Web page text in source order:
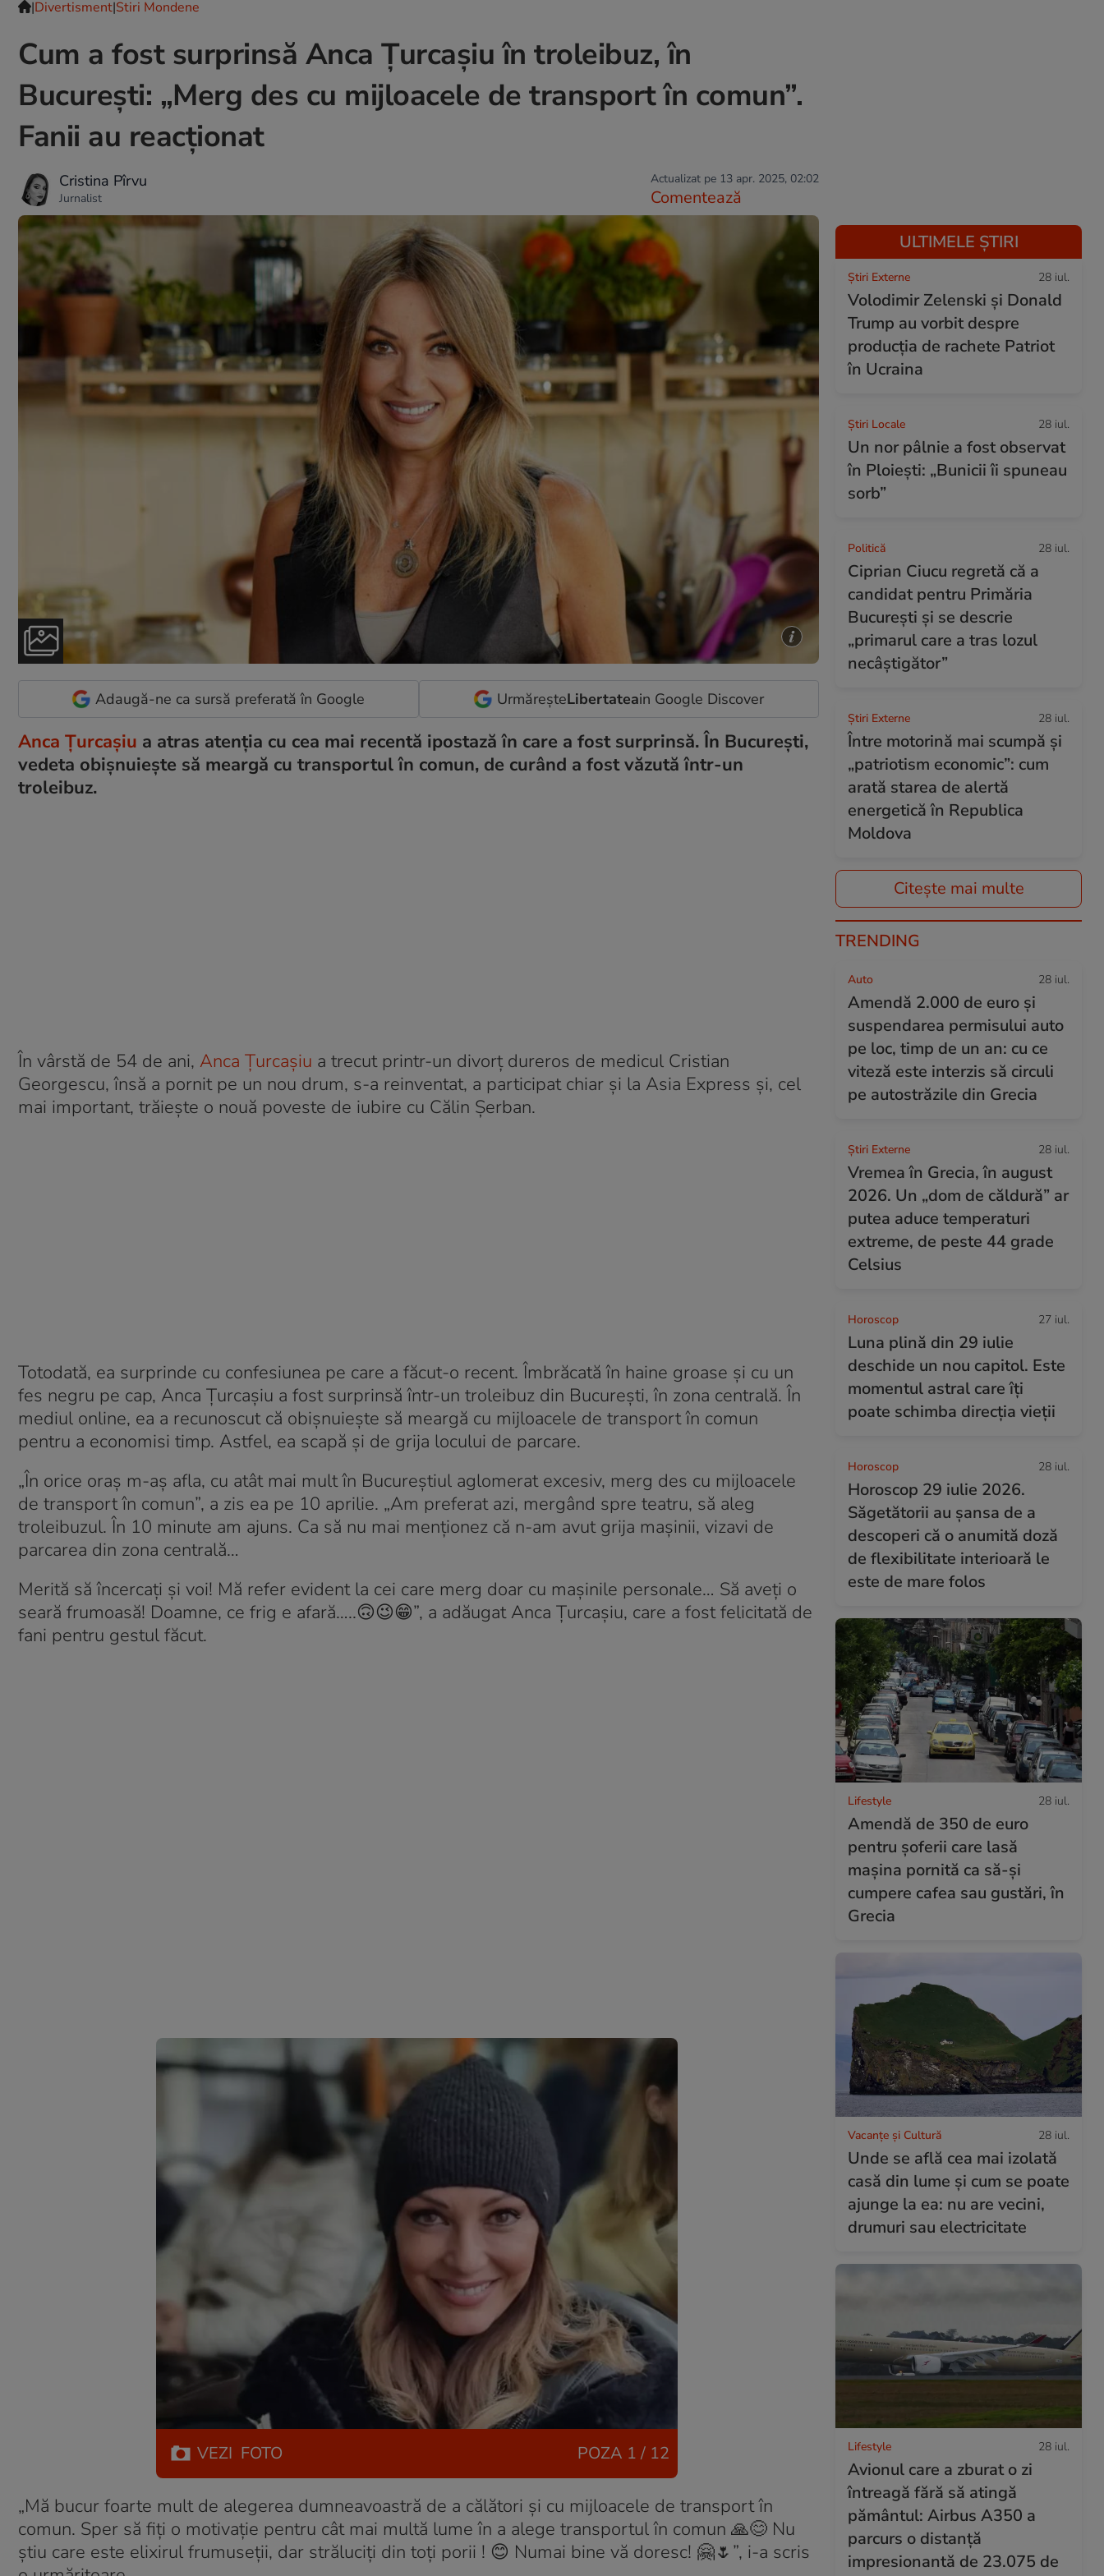
|Divertisment|Stiri Mondene
Cum a fost surprinsă Anca Țurcașiu în troleibuz, în
București: „Merg des cu mijloacele de transport în comun”.
Fanii au reacționat
Cristina Pîrvu
Jurnalist
Actualizat pe 13 apr. 2025, 02:02
Comentează
Adaugă-ne ca sursă preferată în Google UrmăreșteLibertateain Google Discover
Anca Țurcașiu a atras atenția cu cea mai recentă ipostază în care a fost surprinsă. În București,
vedeta obișnuiește să meargă cu transportul în comun, de curând a fost văzută într-un
troleibuz.
În vârstă de 54 de ani, Anca Țurcașiu a trecut printr-un divorț dureros de medicul Cristian
Georgescu, însă a pornit pe un nou drum, s-a reinventat, a participat chiar și la Asia Express și, cel
mai important, trăiește o nouă poveste de iubire cu Călin Șerban.
Totodată, ea surprinde cu confesiunea pe care a făcut-o recent. Îmbrăcată în haine groase și cu un
fes negru pe cap, Anca Țurcașiu a fost surprinsă într-un troleibuz din București, în zona centrală. În
mediul online, ea a recunoscut că obișnuiește să meargă cu mijloacele de transport în comun
pentru a economisi timp. Astfel, ea scapă și de grija locului de parcare.
„În orice oraș m-aș afla, cu atât mai mult în Bucureștiul aglomerat excesiv, merg des cu mijloacele
de transport în comun”, a zis ea pe 10 aprilie. „Am preferat azi, mergând spre teatru, să aleg
troleibuzul. În 10 minute am ajuns. Ca să nu mai menționez că n-am avut grija mașinii, vizavi de
parcarea din zona centrală…
Merită să încercați și voi! Mă refer evident la cei care merg doar cu mașinile personale… Să aveți o
seară frumoasă! Doamne, ce frig e afară…..🙃😉😁”, a adăugat Anca Țurcașiu, care a fost felicitată de
fani pentru gestul făcut.
VEZI FOTO POZA 1 / 12
„Mă bucur foarte mult de alegerea dumneavoastră de a călători și cu mijloacele de transport în
comun. Sper să fiți o motivație pentru cât mai multă lume în a alege transportul în comun 🙏😊 Nu
știu care este elixirul frumuseții, dar străluciți din toți porii ! 😊 Numai bine vă doresc! 🤗🌷”, i-a scris
ULTIMELE ȘTIRI
Știri Externe 28 iul.
Volodimir Zelenski și Donald
Trump au vorbit despre
producția de rachete Patriot
în Ucraina
Știri Locale 28 iul.
Un nor pâlnie a fost observat
în Ploiești: „Bunicii îi spuneau
sorb”
Politică 28 iul.
Ciprian Ciucu regretă că a
candidat pentru Primăria
București și se descrie
„primarul care a tras lozul
necâștigător”
Știri Externe 28 iul.
Între motorină mai scumpă și
„patriotism economic”: cum
arată starea de alertă
energetică în Republica
Moldova
Citește mai multe
TRENDING
Auto 28 iul.
Amendă 2.000 de euro și
suspendarea permisului auto
pe loc, timp de un an: cu ce
viteză este interzis să circuli
pe autostrăzile din Grecia
Știri Externe 28 iul.
Vremea în Grecia, în august
2026. Un „dom de căldură” ar
putea aduce temperaturi
extreme, de peste 44 grade
Celsius
Horoscop 27 iul.
Luna plină din 29 iulie
deschide un nou capitol. Este
momentul astral care îți
poate schimba direcția vieții
Horoscop 28 iul.
Horoscop 29 iulie 2026.
Săgetătorii au șansa de a
descoperi că o anumită doză
de flexibilitate interioară le
este de mare folos
Lifestyle 28 iul.
Amendă de 350 de euro
pentru șoferii care lasă
mașina pornită ca să-și
cumpere cafea sau gustări, în
Grecia
Vacanțe și Cultură 28 iul.
Unde se află cea mai izolată
casă din lume și cum se poate
ajunge la ea: nu are vecini,
drumuri sau electricitate
Lifestyle 28 iul.
Avionul care a zburat o zi
întreagă fără să atingă
pământul: Airbus A350 a
parcurs o distanță
impresionantă de 23.075 de